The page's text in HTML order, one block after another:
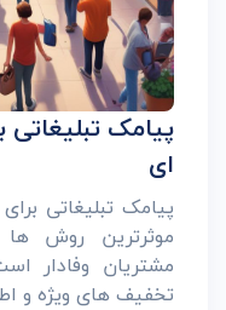
پیامک تبلیغاتی
ای
پیامک تبلیغاتی
موثرترین روش
مشتریان وفادار
تخفیف های ویژه و